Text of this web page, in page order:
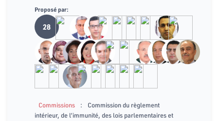
Proposé par:
28
Commissions :
Commission du règlement
intérieur, de l’immunité, des lois parlementaires et